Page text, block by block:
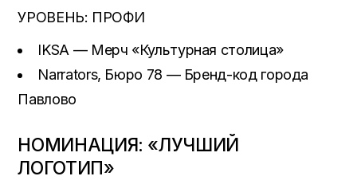
УРОВЕНЬ: ПРОФИ
IKSA — Мерч «Культурная столица»
Narrators, Бюро 78 — Бренд-код города
Павлово
НОМИНАЦИЯ: «ЛУЧШИЙ
ЛОГОТИП»